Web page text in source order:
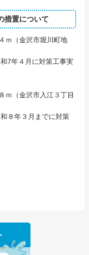
措置について
ｍ（金沢市堀川町地
対策工事実
ｍ（金沢市入江３丁目
までに対策